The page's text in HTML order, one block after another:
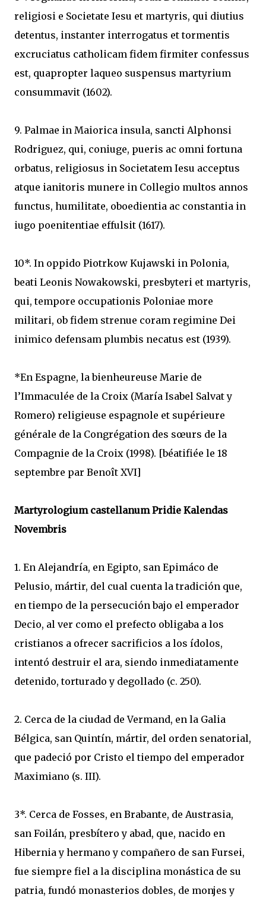
religiosi e Societate Iesu et martyris, qui diutius
detentus, instanter interrogatus et tormentis
excruciatus catholicam fidem firmiter confessus
est, quapropter laqueo suspensus martyrium
consummavit (1602).
9. Palmae in Maiorica insula, sancti Alphonsi
Rodriguez, qui, coniuge, pueris ac omni fortuna
orbatus, religiosus in Societatem Iesu acceptus
atque ianitoris munere in Collegio multos annos
functus, humilitate, oboedientia ac constantia in
iugo poenitentiae effulsit (1617).
10*. In oppido Piotrkow Kujawski in Polonia,
beati Leonis Nowakowski, presbyteri et martyris,
qui, tempore occupationis Poloniae more
militari, ob fidem strenue coram regimine Dei
inimico defensam plumbis necatus est (1939).
*En Espagne, la bienheureuse Marie de
l’Immaculée de la Croix (María Isabel Salvat y
Romero) religieuse espagnole et supérieure
générale de la Congrégation des sœurs de la
Compagnie de la Croix (1998). [béatifiée le 18
septembre par Benoît XVI]
Martyrologium castellanum Pridie Kalendas
Novembris
1. En Alejandría, en Egipto, san Epimáco de
Pelusio, mártir, del cual cuenta la tradición que,
en tiempo de la persecución bajo el emperador
Decio, al ver como el prefecto obligaba a los
cristianos a ofrecer sacrificios a los ídolos,
intentó destruir el ara, siendo inmediatamente
detenido, torturado y degollado (c. 250).
2. Cerca de la ciudad de Vermand, en la Galia
Bélgica, san Quintín, mártir, del orden senatorial,
que padeció por Cristo el tiempo del emperador
Maximiano (s. III).
3*. Cerca de Fosses, en Brabante, de Austrasia,
san Foilán, presbítero y abad, que, nacido en
Hibernia y hermano y compañero de san Fursei,
fue siempre fiel a la disciplina monástica de su
patria, fundó monasterios dobles, de monjes y